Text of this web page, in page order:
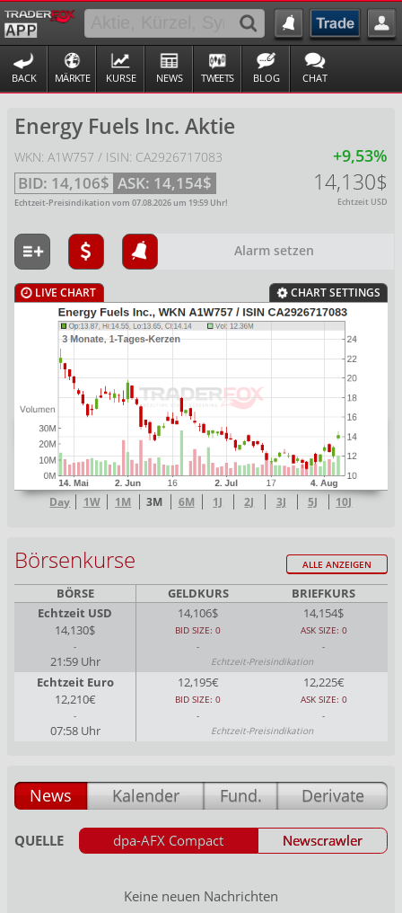
BACK MÄRKTE KURSE NEWS TWEETS BLOG CHAT
Energy Fuels Inc. Aktie
WKN: A1W757 / ISIN: CA2926717083
BID: 14,106$ ASK: 14,154$
Echtzeit-Preisindikation vom 07.08.2026um 19:59 Uhr!
+9,53%
14,130$
Echtzeit USD
Alarm setzen
LIVE CHART CHART SETTINGS
Day 1W 1M 3M 6M 1J 2J 3J 5J 10J
Börsenkurse ALLE ANZEIGEN
BÖRSE GELDKURS
BRIEFKURS
Echtzeit USD
14,106$
14,154$
14,130$
BID SIZE: 0
ASK SIZE: 0
-
- -
21:59 Uhr Echtzeit-Preisindikation
Echtzeit Euro 12,195€
12,225€
12,210€
BID SIZE: 0
ASK SIZE: 0
-
- -
07:58 Uhr Echtzeit-Preisindikation
News Kalender Fund. Derivate
QUELLE dpa-AFX Compact Newscrawler
Keine neuen Nachrichten